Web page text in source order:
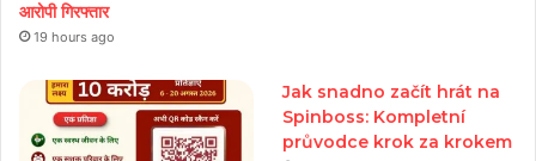
आरोपी गिरफ्तार
19 hours ago
Jak snadno začít hrát na
Spinboss: Kompletní
průvodce krok za krokem